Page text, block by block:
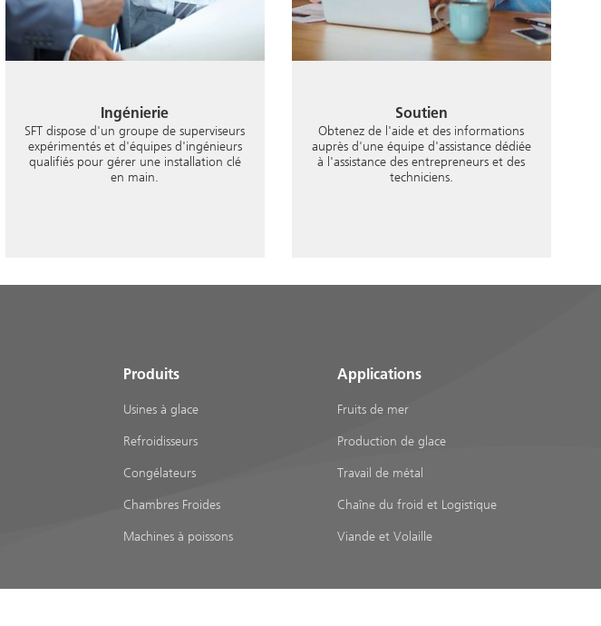
Ingénierie
SFT dispose d'un groupe de superviseurs
expérimentés et d'équipes d'ingénieurs
qualifiés pour gérer une installation clé
en main.
Soutien
Obtenez de l'aide et des informations
auprès d'une équipe d'assistance dédiée
à l'assistance des entrepreneurs et des
techniciens.
Produits
Usines à glace
Refroidisseurs
Congélateurs
Chambres Froides
Machines à poissons
Applications
Fruits de mer
Production de glace
Travail de métal
Chaîne du froid et Logistique
Viande et Volaille